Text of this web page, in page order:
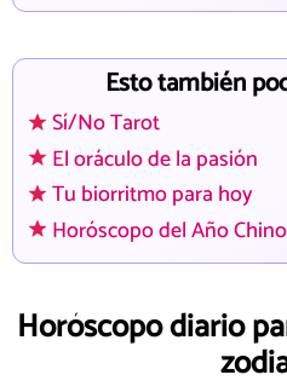
Esto también
Sí/No Tarot
El oráculo de la pasión
Tu biorritmo para hoy
Horóscopo del Año Chino
Horóscopo diario